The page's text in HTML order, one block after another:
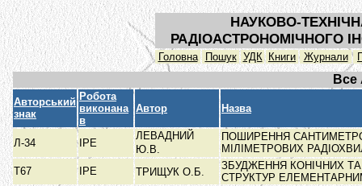
НАУКОВО-
РАДІОАСТРОНОМІЧНОГО
Головна Пошук УДК Книги Журнали
Все
Авторський
знак
Робота
виконана
в
Автор Назва
Л-34 ІРЕ
ЛЕВАДНИЙ
Ю.В.
ПОШИРЕННЯ
МІЛІМЕТРОВИХ
Т67
ІРЕ ТРИЩУК О.Б.
ЗБУДЖЕННЯ КОНІЧНИХ
СТРУКТУР